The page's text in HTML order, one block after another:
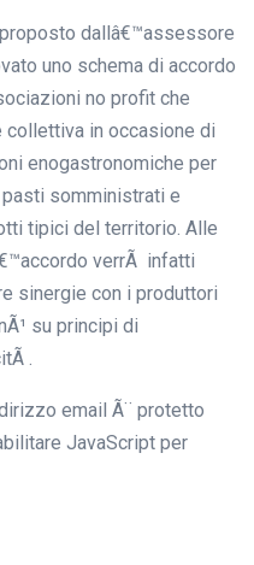
dallâ€™assessore
uno schema di accordo
no profit che
in occasione di
enogastronomiche per
somministrati e
tipici del territorio. Alle
verrÃ infatti
sinergie con i produttori
su principi di
.
email Ã¨ protetto
JavaScript per